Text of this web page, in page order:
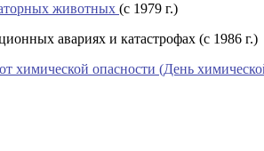
животных (с 1979 г.)
авариях и катастрофах (с 1986 г.)
химической опасности (День